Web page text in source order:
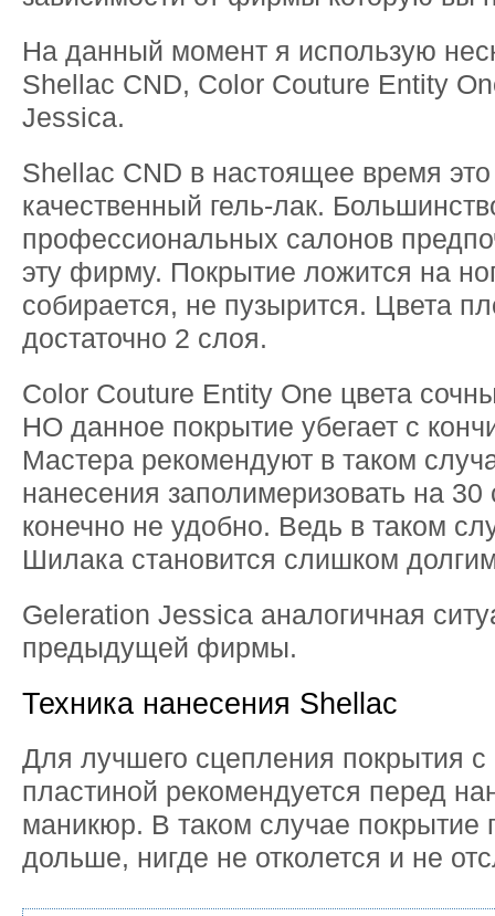
На данный момент я использую
Shellac CND, Color Couture Entity
Jessica.
Shellac CND в настоящее время
качественный гель-лак.
профессиональных салонов
эту фирму. Покрытие ложится на
собирается, не пузырится. Цвета
достаточно 2 слоя.
Color Couture Entity One цвета
НО данное покрытие убегает с
Мастера рекомендуют в таком
нанесения заполимеризовать на 30
конечно не удобно. Ведь в таком
Шилака становится слишком
Geleration Jessica аналогичная
предыдущей фирмы.
Техника нанесения Shellac
Для лучшего сцепления покрытия с
пластиной рекомендуется перед
маникюр. В таком случае покрытие
дольше, нигде не отколется и не